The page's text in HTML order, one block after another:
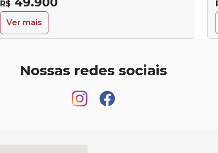
R$
Ver mais
Nossas redes sociais